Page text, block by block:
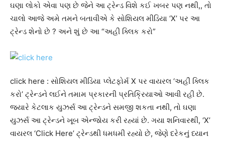
ઘણા લોકો એવા પણ છે જેને આ ટ્રેન્ડ વિશે કઈ ખબર પણ નથી,, તો
ચાલો આજે અમે તમને બતાવીએ કે સોશિયલ મીડિયા ‘X’ પર આ
ટ્રેન્ડ શેનો છે ? અને શું છે આ “અહી ક્લિક કરો”
click here : સોશિયલ મીડિયા પ્લેટફોર્મ X પર વાયરલ ‘અહીં ક્લિક
કરો’ ટ્રેન્ડને લઈને તમામ પ્રકારની પ્રતિક્રિયાઓ આવી રહી છે.
જ્યારે કેટલાક યુઝર્સ આ ટ્રેન્ડને સમજી શકતા નથી, તો ઘણા
યુઝર્સ આ ટ્રેન્ડને ખૂબ એન્જોય કરી રહ્યાં છે. ગયા શનિવારથી, ‘X’
વાયરલ ‘Click Here’ ટ્રેન્ડથી ધમધમી રહ્યો છે, જેણે દરેકનું ધ્યાન